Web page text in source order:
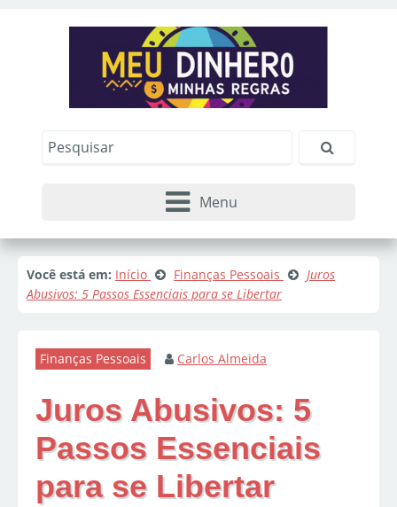
Menu
Você está em: Início Finanças Pessoais
Juros
Abusivos: 5 Passos Essenciais para se Libertar
Finanças Pessoais Carlos Almeida
Juros Abusivos: 5
Passos Essenciais
para se Libertar